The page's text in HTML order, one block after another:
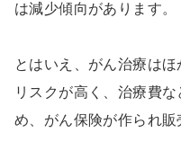
は減少傾向があります。
とはいえ、がん治療は
リスクが高く、治療費
め、がん保険が作られ販